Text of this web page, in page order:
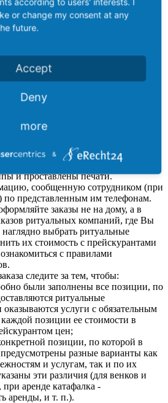
ритуальных услуг пользуйтесь
той ритуальной фирмы или
Вы видели неоднократно в
обязан предоставить Вам
с фотографией и печатью и
утвержденный директором
на оказание комплекса
на бланках ритуальной
на которых имеются ее (его)
и проставлены печати.
сообщенную сотрудником (при
по представленным им телефонам.
заказы не на дому, а в
ритуальных компаний, где Вы
выбрать ритуальные
их стоимость с прейскурантами
с правилами
следите за тем, чтобы:
были заполнены все позиции, по
ритуальные
услуги с обязательным
позиции ее стоимости в
цен;
позиции, по которой в
разные варианты как
и услугам, так и по их
эти различия (для венков и
аренде катафалка -
аренды, и т. п.).
or change my consent at any
future.
Accept
Deny
more
&